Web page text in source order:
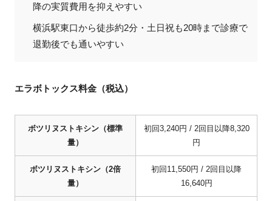
降の実質費用を抑えやすい
横浜駅東口から徒歩約2分・土日祝も20時まで診療で
退勤後でも通いやすい
エラボトックス料金（税込）
ボツリヌストキシン（標準
量）
初回3,240円 / 2回目以降8,320
円
ボツリヌストキシン（2倍
量）
初回11,550円 / 2回目以降
16,640円